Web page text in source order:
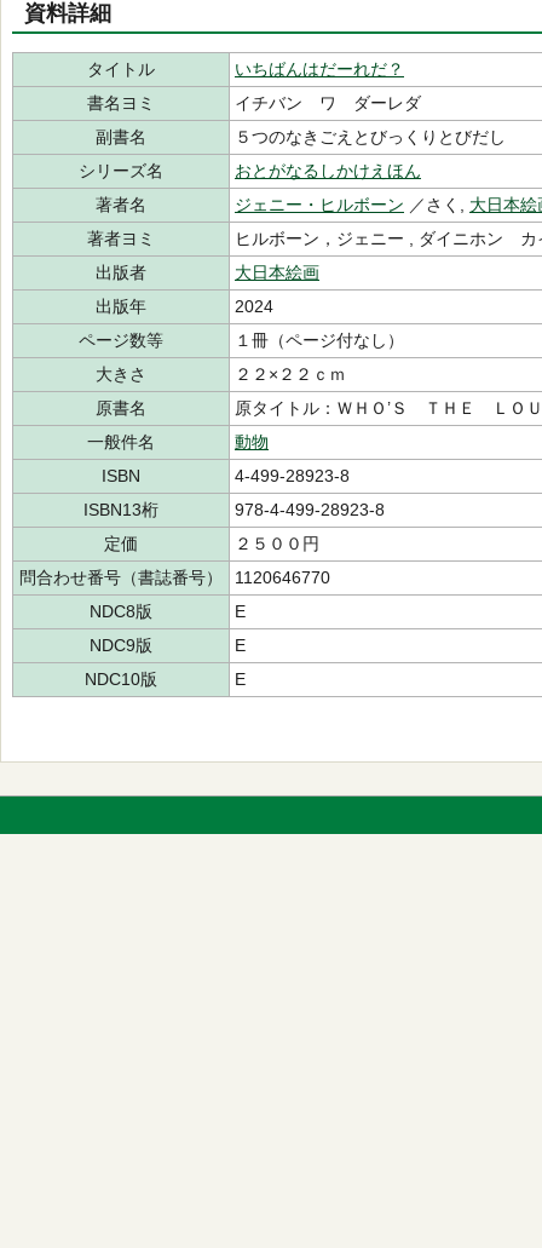
資料詳細
タイトル
いちばんはだーれだ？
書名ヨミ
イチバン ワ ダーレダ
副書名
５つのなきごえとびっくりとびだし
シリーズ名
おとがなるしかけえほん
著者名
ジェニー・ヒルボーン ／さく, 大日本絵
著者ヨミ
ヒルボーン，ジェニー , ダイニホン
出版者
大日本絵画
出版年
2024
ページ数等
１冊（ページ付なし）
大きさ
２２×２２ｃｍ
原書名
原タイトル：ＷＨＯ’Ｓ ＴＨＥ Ｌ
一般件名
動物
ISBN
4-499-28923-8
ISBN13桁
978-4-499-28923-8
定価
２５００円
問合わせ番号（書誌番号）
1120646770
NDC8版
E
NDC9版
E
NDC10版
E